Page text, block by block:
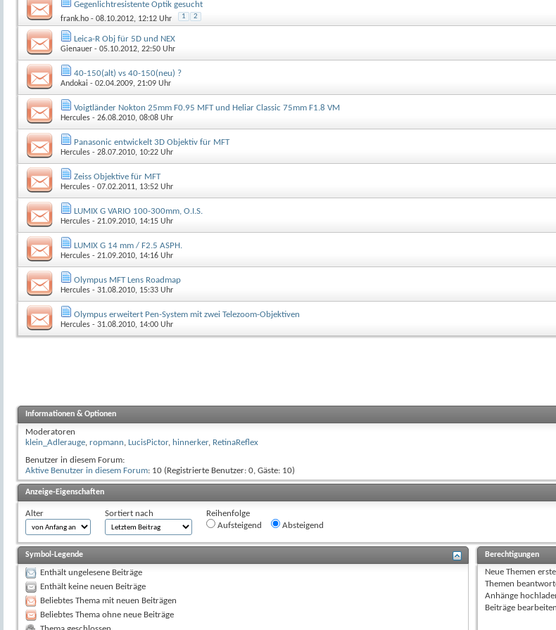
Gegenlichtresistente Optik gesucht
frank.ho - 08.10.2012, 12:12 Uhr 1 2
Leica-R Obj für 5D und NEX
Gienauer - 05.10.2012, 22:50 Uhr
40-150(alt) vs 40-150(neu) ?
Andokai - 02.04.2009, 21:09 Uhr
Voigtländer Nokton 25mm F0.95 MFT und Heliar Classic 75mm F1.8 VM
Hercules - 26.08.2010, 08:08 Uhr
Panasonic entwickelt 3D Objektiv für MFT
Hercules - 28.07.2010, 10:22 Uhr
Zeiss Objektive für MFT
Hercules - 07.02.2011, 13:52 Uhr
LUMIX G VARIO 100-300mm, O.I.S.
Hercules - 21.09.2010, 14:15 Uhr
LUMIX G 14 mm / F2.5 ASPH.
Hercules - 21.09.2010, 14:16 Uhr
Olympus MFT Lens Roadmap
Hercules - 31.08.2010, 15:33 Uhr
Olympus erweitert Pen-System mit zwei Telezoom-Objektiven
Hercules - 31.08.2010, 14:00 Uhr
Informationen & Optionen
Moderatoren
klein_Adlerauge, ropmann, LucisPictor, hinnerker, RetinaReflex
Benutzer in diesem Forum:
Aktive Benutzer in diesem Forum: 10 (Registrierte Benutzer: 0, Gäste: 10)
Anzeige-Eigenschaften
Alter Sortiert nach
Reihenfolge
Aufsteigend
Absteigend
Symbol-Legende
Enthält ungelesene Beiträge
Enthält keine neuen Beiträge
Beliebtes Thema mit neuen Beiträgen
Beliebtes Thema ohne neue Beiträge
Berechtigungen
Neue Themen
Themen
Anhänge
Beiträge